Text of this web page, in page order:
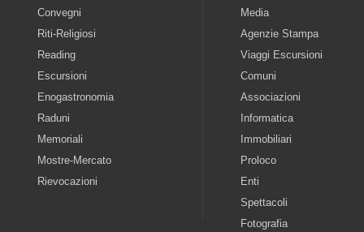
Convegni
Riti-Religiosi
Reading
Escursioni
Enogastronomia
Raduni
Memoriali
Mostre-Mercato
Rievocazioni
Media
Agenzie Stampa
Viaggi Escursioni
Comuni
Associazioni
Informatica
Immobiliari
Proloco
Enti
Spettacoli
Fotografia